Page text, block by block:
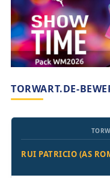
TORWART.DE-
RUI PATRICIO (AS